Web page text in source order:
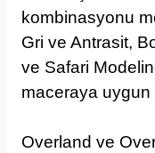
kombinasyonu
Gri ve Antrasit,
ve Safari
maceraya uygun
Overland ve